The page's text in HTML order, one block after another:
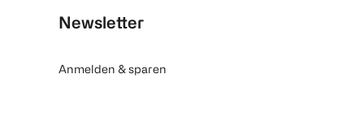
Newsletter
Anmelden & sparen